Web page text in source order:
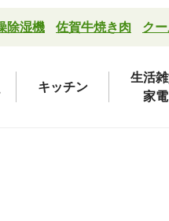
除湿機 佐賀牛焼き肉 ク
キッチン
生活
家電